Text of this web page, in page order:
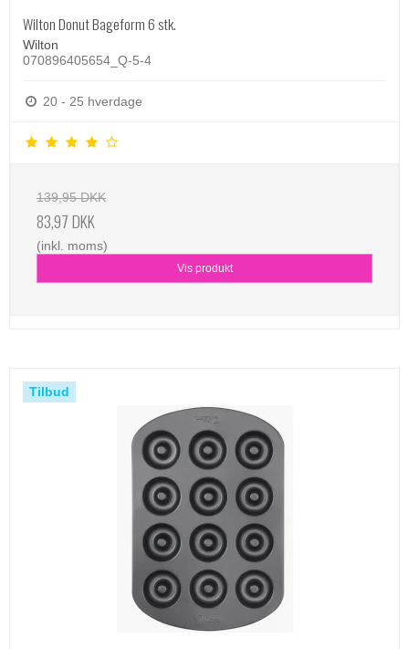
Wilton Donut Bageform 6 stk.
Wilton
070896405654_Q-5-4
20 - 25 hverdage
139,95 DKK
83,97 DKK
(inkl. moms)
Vis produkt
Tilbud